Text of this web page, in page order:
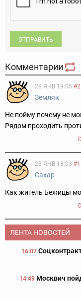
ОТПРАВИТЬ
Комментарии
28 ЯНВ 19:05 #2
Земляк
Не пойму почему не
Рядом проходить
28 ЯНВ 18:03 #1
Сахар
Как житель Бежицы
ЛЕНТА НОВОСТЕЙ
16:07
14:49 Москвич